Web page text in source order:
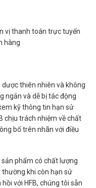
vị thanh toán trực tuyến
hàng
thiên nhiên và không
ngắn và dễ bị tác động
kỹ thông tin hạn sử
chịu trách nhiệm về chất
bố trên nhãn với điều
phẩm có chất lượng
thường khi còn hạn sử
với HFB, chúng tôi sẵn